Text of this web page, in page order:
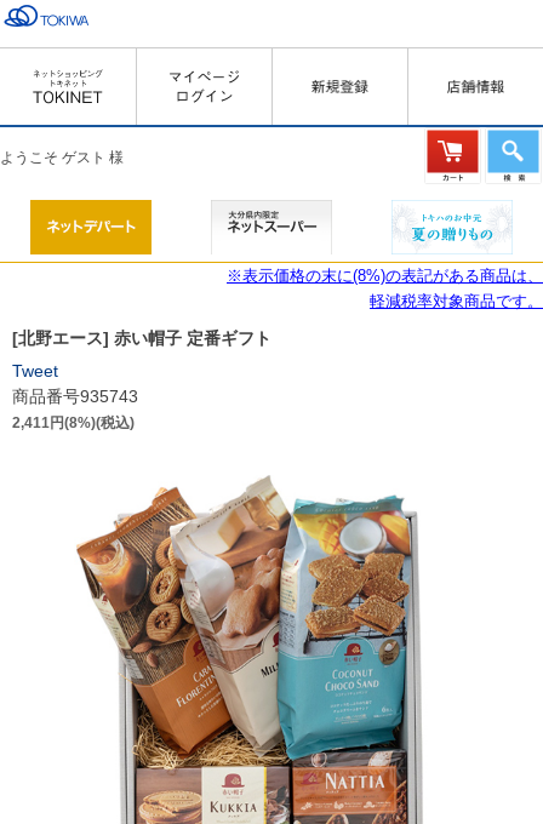
ようこそ ゲスト 様
※表示価格の末に(8%)の表記がある商品は、
軽減税率対象商品です。
[北野エース] 赤い帽子 定番ギフト
Tweet
商品番号935743
2,411円(8%)(税込)